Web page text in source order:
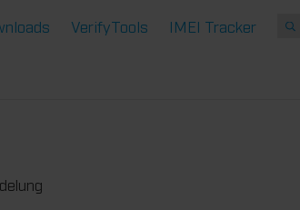
VerifyTools IMEI Tracker